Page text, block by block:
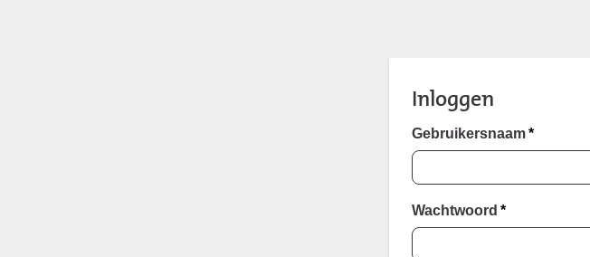
Inloggen
Gebruikersnaam *
Wachtwoord *